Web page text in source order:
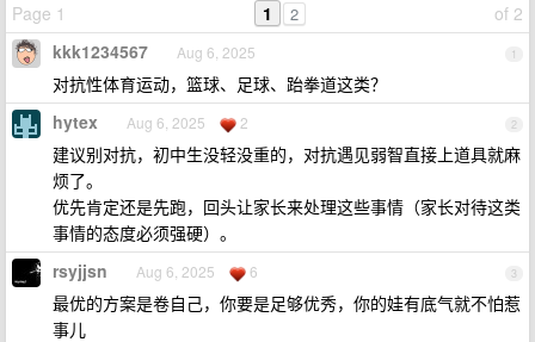
Page 1
of 2
1 2
1
kkk1234567 Aug 6, 2025
对抗性体育运动，篮球、足球、跆拳道这类？
2
hytex Aug 6, 2025 2
建议别对抗，初中生没轻没重的，对抗遇见弱智直接上道具就麻
烦了。
优先肯定还是先跑，回头让家长来处理这些事情（家长对待这类
事情的态度必须强硬）。
3
rsyjjsn Aug 6, 2025 6
最优的方案是卷自己，你要是足够优秀，你的娃有底气就不怕惹
事儿